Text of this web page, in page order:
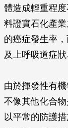
體造成輕重程
料證實石化產
的癌症發生率
及上呼吸道症狀
由於揮發性有
不像其他化合
以平常的防護